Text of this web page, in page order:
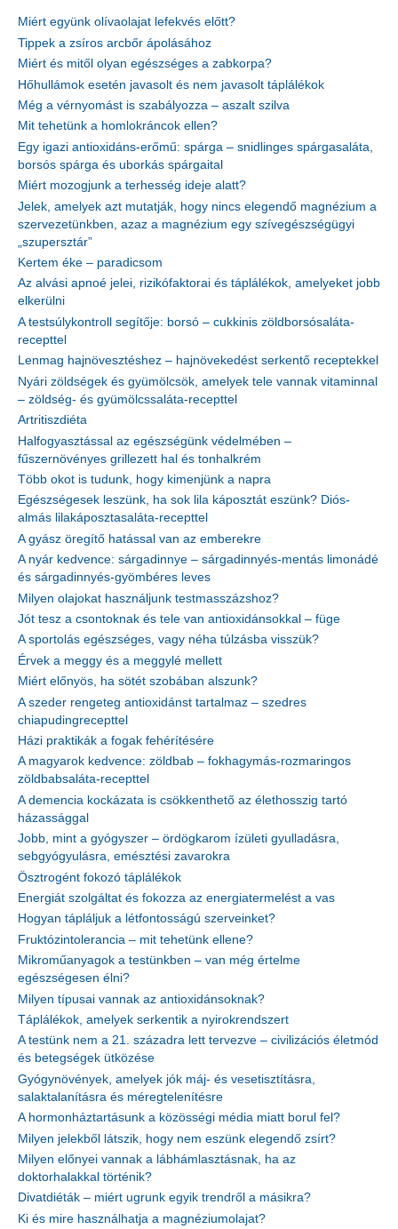
Miért együnk olívaolajat lefekvés előtt?
Tippek a zsíros arcbőr ápolásához
Miért és mitől olyan egészséges a zabkorpa?
Hőhullámok esetén javasolt és nem javasolt táplálékok
Még a vérnyomást is szabályozza – aszalt szilva
Mit tehetünk a homlokráncok ellen?
Egy igazi antioxidáns-erőmű: spárga – snidlinges spárgasaláta,
borsós spárga és uborkás spárgaital
Miért mozogjunk a terhesség ideje alatt?
Jelek, amelyek azt mutatják, hogy nincs elegendő magnézium a
szervezetünkben, azaz a magnézium egy szívegészségügyi
„szupersztár”
Kertem éke – paradicsom
Az alvási apnoé jelei, rizikófaktorai és táplálékok, amelyeket jobb
elkerülni
A testsúlykontroll segítője: borsó – cukkinis zöldborsósaláta-
recepttel
Lenmag hajnövesztéshez – hajnövekedést serkentő receptekkel
Nyári zöldségek és gyümölcsök, amelyek tele vannak vitaminnal
– zöldség- és gyümölcssaláta-recepttel
Artritiszdiéta
Halfogyasztással az egészségünk védelmében –
fűszernövényes grillezett hal és tonhalkrém
Több okot is tudunk, hogy kimenjünk a napra
Egészségesek leszünk, ha sok lila káposztát eszünk? Diós-
almás lilakáposztasaláta-recepttel
A gyász öregítő hatással van az emberekre
A nyár kedvence: sárgadinnye – sárgadinnyés-mentás limonádé
és sárgadinnyés-gyömbéres leves
Milyen olajokat használjunk testmasszázshoz?
Jót tesz a csontoknak és tele van antioxidánsokkal – füge
A sportolás egészséges, vagy néha túlzásba visszük?
Érvek a meggy és a meggylé mellett
Miért előnyös, ha sötét szobában alszunk?
A szeder rengeteg antioxidánst tartalmaz – szedres
chiapudingrecepttel
Házi praktikák a fogak fehérítésére
A magyarok kedvence: zöldbab – fokhagymás-rozmaringos
zöldbabsaláta-recepttel
A demencia kockázata is csökkenthető az élethosszig tartó
házassággal
Jobb, mint a gyógyszer – ördögkarom ízületi gyulladásra,
sebgyógyulásra, emésztési zavarokra
Ösztrogént fokozó táplálékok
Energiát szolgáltat és fokozza az energiatermelést a vas
Hogyan tápláljuk a létfontosságú szerveinket?
Fruktózintolerancia – mit tehetünk ellene?
Mikroműanyagok a testünkben – van még értelme
egészségesen élni?
Milyen típusai vannak az antioxidánsoknak?
Táplálékok, amelyek serkentik a nyirokrendszert
A testünk nem a 21. századra lett tervezve – civilizációs életmód
és betegségek ütközése
Gyógynövények, amelyek jók máj- és vesetisztításra,
salaktalanításra és méregtelenítésre
A hormonháztartásunk a közösségi média miatt borul fel?
Milyen jelekből látszik, hogy nem eszünk elegendő zsírt?
Milyen előnyei vannak a lábhámlasztásnak, ha az
doktorhalakkal történik?
Divatdiéták – miért ugrunk egyik trendről a másikra?
Ki és mire használhatja a magnéziumolajat?